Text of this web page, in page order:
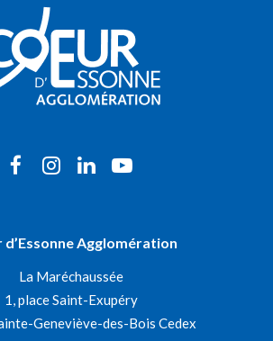
Lien
le
Facebook
Lien
le
Instagram
Lien
le
Linkedin
Lien
la
Youtube
Agglomération
La Maréchaussée
1, place Saint-Exupéry
Geneviève-des-Bois Cedex